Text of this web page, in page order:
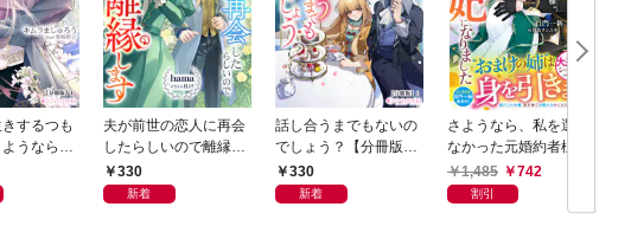
するつも
うなら
夫が前世の恋人に再会
したらしいので離縁し
ます【分冊版】1
330
新着
話し合うまでもないの
でしょう？【分冊版】
1 330
新着
さようなら、私を選ば
なかった元婚約者様。
一夜で大国君主の身ご
もり妃になりました
【電子限定SS付き】
1,485 742
割引